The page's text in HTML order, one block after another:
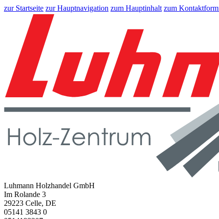
zur Startseite zur Hauptnavigation zum Hauptinhalt zum
Luhmann Holzhandel GmbH
Im Rolande 3
29223 Celle, DE
05141 3843 0